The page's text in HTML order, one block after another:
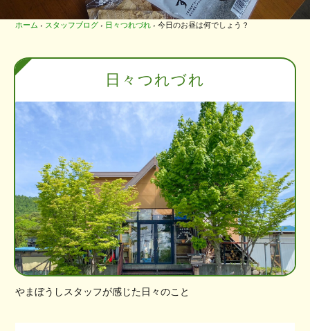
ホーム › スタッフブログ › 日々つれづれ › 今日のお昼は何でしょう？
日々つれづれ
やまぼうしスタッフが感じた日々のこと